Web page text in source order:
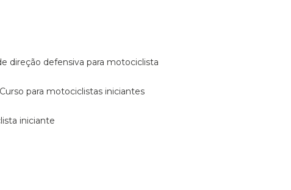
direção defensiva para motociclista
curso para motociclistas iniciantes
iniciante